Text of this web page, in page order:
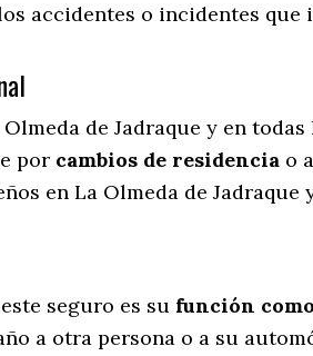
accidentes o incidentes
de Jadraque y en todas
por cambios de residencia o
en La Olmeda de Jadraque
seguro es su función
a otra persona o a su